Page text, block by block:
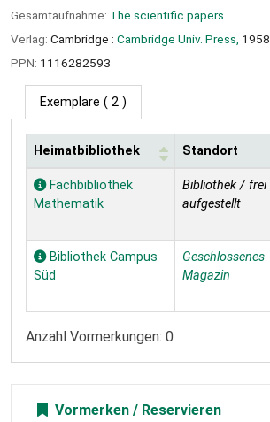
Gesamtaufnahme: The scientific papers.
Verlag: Cambridge : Cambridge Univ. Press, 1958
PPN: 1116282593
Exemplare ( 2 )
Exemplare
Heimatbibliothek Standort
Fachbibliothek
Mathematik
Bibliothek / frei
aufgestellt
Bibliothek Campus
Süd
Geschlossenes
Magazin
Anzahl Vormerkungen: 0
Vormerken